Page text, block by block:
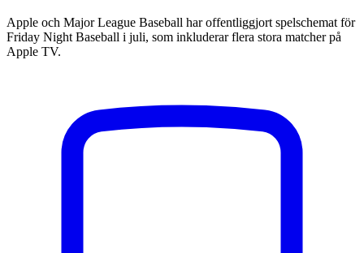
Apple och Major League Baseball har offentliggjort spelschemat för
Friday Night Baseball i juli, som inkluderar flera stora matcher på
Apple TV.